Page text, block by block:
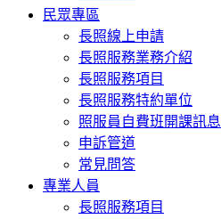
民眾專區
長照線上申請
長照服務業務介紹
長照服務項目
長照服務特約單位
照服員自費班開課訊息
申訴管道
常見問答
專業人員
長照服務項目